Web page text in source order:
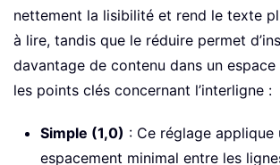
nettement la lisibilité et rend le texte
à lire, tandis que le réduire permet
davantage de contenu dans un
les points clés concernant l’interligne :
Simple (1,0) : Ce réglage applique
espacement minimal entre les